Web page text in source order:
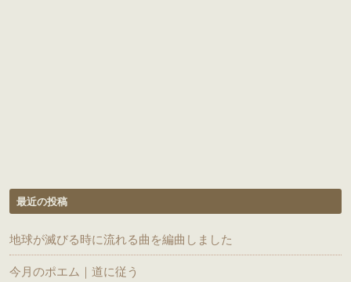
最近の投稿
地球が滅びる時に流れる曲を編曲しました
今月のポエム｜道に従う